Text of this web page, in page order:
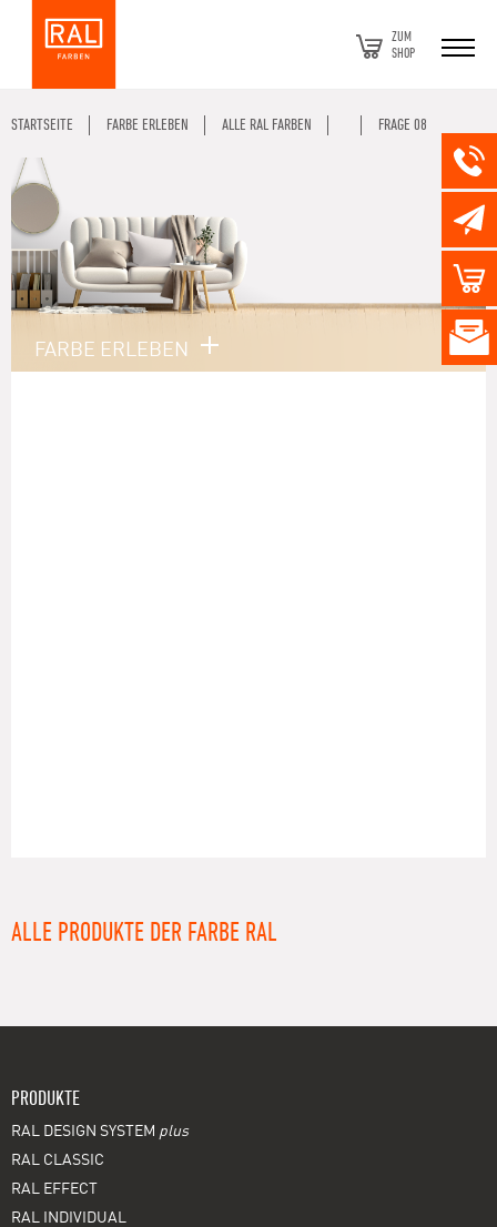
ZUM
SHOP
STARTSEITE FARBE ERLEBEN ALLE RAL FARBEN FRAGE 08
FARBE ERLEBEN
ALLE PRODUKTE DER FARBE RAL
PRODUKTE
RAL DESIGN SYSTEM plus
RAL CLASSIC
RAL EFFECT
RAL INDIVIDUAL